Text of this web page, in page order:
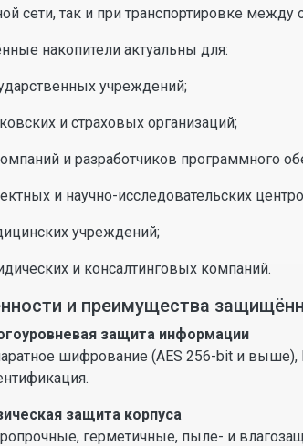
сети, так и при транспортировке
накопители актуальны для:
учреждений;
и страховых организаций;
и разработчиков программного
и научно-исследовательских
учреждений;
и консалтинговых компаний.
и преимущества
защита информации
шифрование (AES 256-bit и выше),
защита корпуса
герметичные, пыле- и